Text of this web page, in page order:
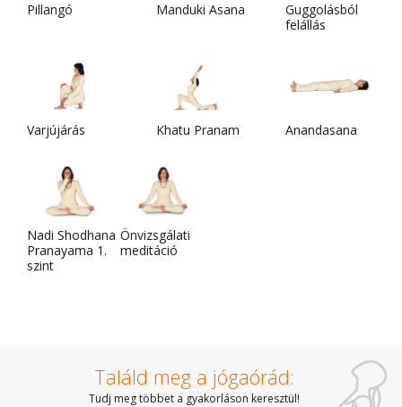
Pillangó Manduki Asana
Guggolásból
felállás
Varjújárás Khatu Pranam Anandasana
Nadi Shodhana
Pranayama 1.
szint
Önvizsgálati
meditáció
Találd meg a jógaórád:
Tudj meg többet a gyakorláson keresztül!